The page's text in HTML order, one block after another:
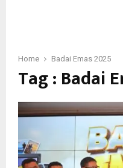
Home Badai Emas 2025
Tag : Badai